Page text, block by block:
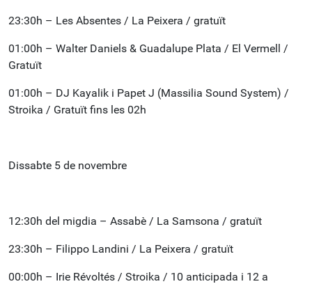
23:30h – Les Absentes / La Peixera / gratuït
01:00h – Walter Daniels & Guadalupe Plata / El Vermell /
Gratuït
01:00h – DJ Kayalik i Papet J (Massilia Sound System) /
Stroika / Gratuït fins les 02h
Dissabte 5 de novembre
12:30h del migdia – Assabè / La Samsona / gratuït
23:30h – Filippo Landini / La Peixera / gratuït
00:00h – Irie Révoltés / Stroika / 10 anticipada i 12 a